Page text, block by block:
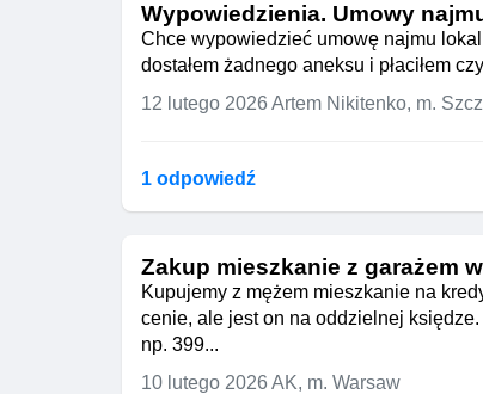
Wypowiedzienia. Umowy
Chce wypowiedzieć umowę najmu
dostałem żadnego aneksu i płaciłem
12 lutego 2026 Artem Nikitenko, m.
1 odpowiedź
Zakup mieszkanie z garażem
Kupujemy z mężem mieszkanie na
cenie, ale jest on na oddzielnej
np. 399...
10 lutego 2026 AK, m. Warsaw